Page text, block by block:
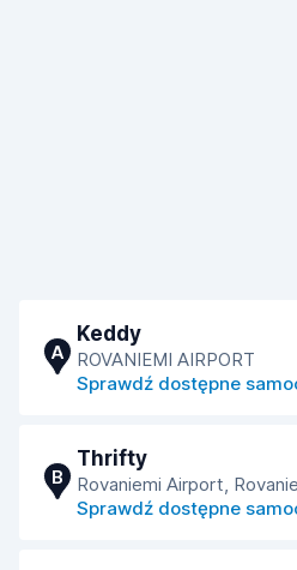
A
Keddy
ROVANIEMI AIRPORT
Sprawdź dostępne
B
Thrifty
Rovaniemi Airport,
Sprawdź dostępne